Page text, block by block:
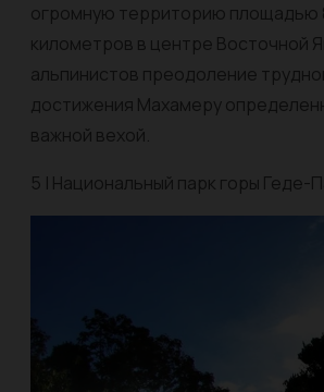
огромную территорию площадью
километров в центре Восточной
альпинистов преодоление
достижения Махамеру
важной вехой.
5 | Национальный парк горы Геде-